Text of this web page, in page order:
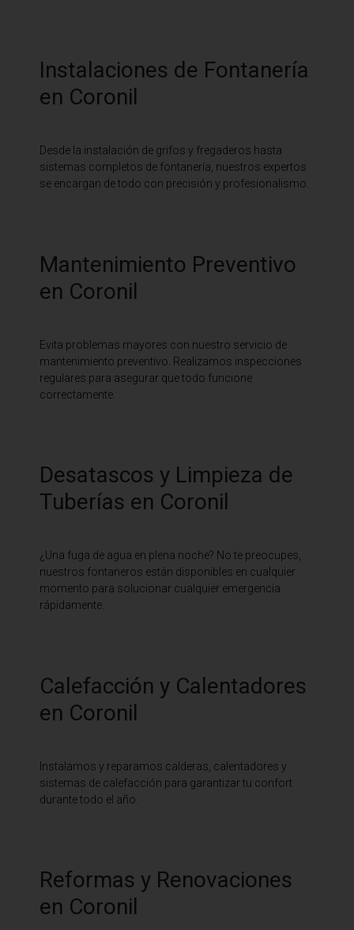
Instalaciones de Fontanería
en Coronil
Desde la instalación de grifos y fregaderos hasta
sistemas completos de fontanería, nuestros expertos
se encargan de todo con precisión y profesionalismo.
Mantenimiento Preventivo
en Coronil
Evita problemas mayores con nuestro servicio de
mantenimiento preventivo. Realizamos inspecciones
regulares para asegurar que todo funcione
correctamente.
Desatascos y Limpieza de
Tuberías en Coronil
¿Una fuga de agua en plena noche? No te preocupes,
nuestros fontaneros están disponibles en cualquier
momento para solucionar cualquier emergencia
rápidamente.
Calefacción y Calentadores
en Coronil
Instalamos y reparamos calderas, calentadores y
sistemas de calefacción para garantizar tu confort
durante todo el año.
Reformas y Renovaciones
en Coronil